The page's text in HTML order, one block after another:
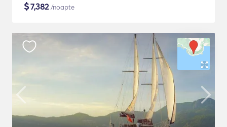
$7,382/noapte